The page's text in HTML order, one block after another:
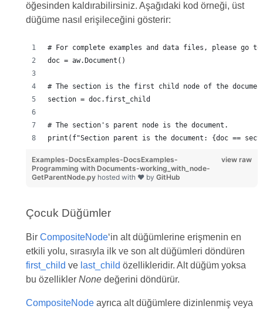
öğesinden kaldırabilirsiniz. Aşağıdaki kod örneği, üst
düğüme nasıl erişileceğini gösterir:
# For complete examples and data files, please go to
doc = aw.Document()
# The section is the first child node of the
section = doc.first_child
# The section's parent node is the document.
print(f"Section parent is the document: {doc ==
view raw
Examples-DocsExamples-DocsExamples-
Programming with Documents-working_with_node-
GetParentNode.py hosted with ❤ by GitHub
Çocuk Düğümler
Bir CompositeNode‘in alt düğümlerine erişmenin en
etkili yolu, sırasıyla ilk ve son alt düğümleri döndüren
first_child ve last_child özellikleridir. Alt düğüm yoksa
bu özellikler Nonedeğerini döndürür.
CompositeNodeayrıca alt düğümlere dizinlenmiş veya